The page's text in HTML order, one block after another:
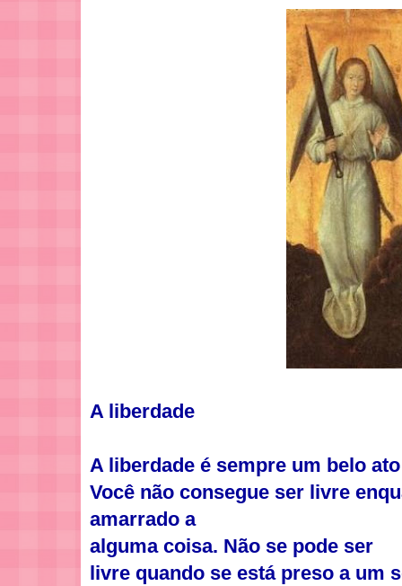
A liberdade
A liberdade é sempre um belo
Você não consegue ser livre
amarrado a
alguma coisa. Não se pode ser
livre quando se está preso a um